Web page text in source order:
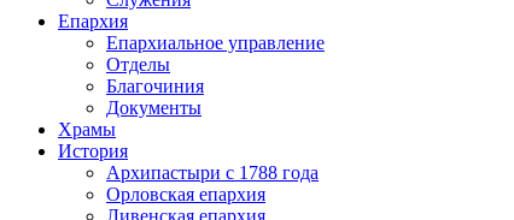
Епархия
Епархиальное управление
Отделы
Благочиния
Документы
Храмы
История
Архипастыри с 1788 года
Орловская епархия